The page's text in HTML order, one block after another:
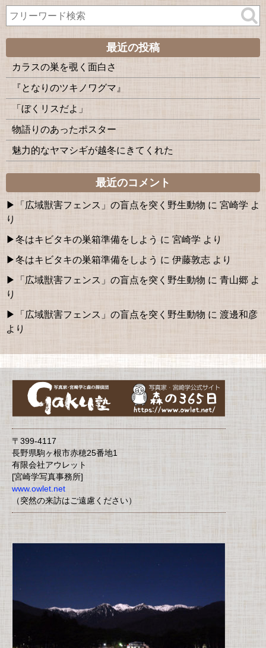
最近の投稿
カラスの巣を覗く面白さ
『となりのツキノワグマ』
「ぼくリスだよ」
物語りのあったポスター
魅力的なヤマシギが越冬にきてくれた
最近のコメント
「広域獣害フェンス」の盲点を突く野生動物 に 宮崎学 よ
り
冬はキビタキの巣箱準備をしよう に 宮崎学 より
冬はキビタキの巣箱準備をしよう に 伊藤敦志 より
「広域獣害フェンス」の盲点を突く野生動物 に 青山郷 よ
り
「広域獣害フェンス」の盲点を突く野生動物 に 渡邊和彦
より
〒399-4117
長野県駒ヶ根市赤穂25番地1
有限会社アウレット
[宮崎学写真事務所]
www.owlet.net
（突然の来訪はご遠慮ください）